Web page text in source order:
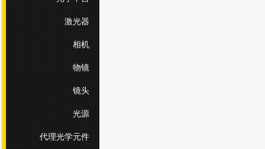
激光器
相机
物镜
镜头
光源
代理光学元件